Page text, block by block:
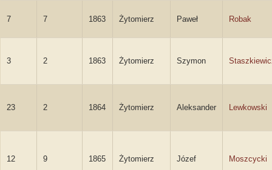
7 7 1863 Żytomierz Paweł Robak
3 2 1863 Żytomierz Szymon
23 2 1864 Żytomierz Aleksander Lewkowski
12 9 1865 Żytomierz Józef Moszcycki